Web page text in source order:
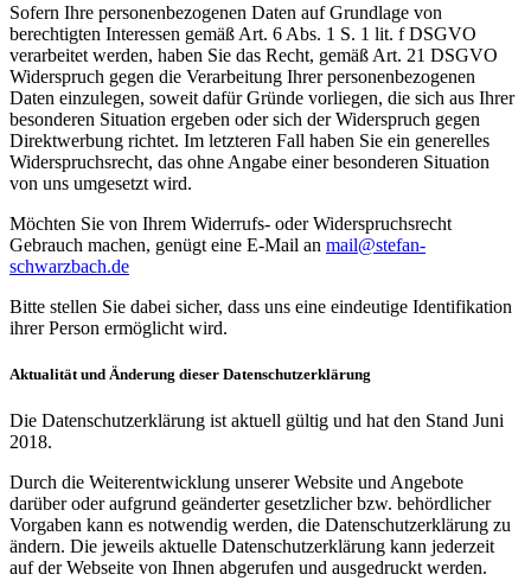
Sofern Ihre personenbezogenen Daten auf Grundlage von
berechtigten Interessen gemäß Art. 6 Abs. 1 S. 1 lit. f DSGVO
verarbeitet werden, haben Sie das Recht, gemäß Art. 21 DSGVO
Widerspruch gegen die Verarbeitung Ihrer personenbezogenen
Daten einzulegen, soweit dafür Gründe vorliegen, die sich aus Ihrer
besonderen Situation ergeben oder sich der Widerspruch gegen
Direktwerbung richtet. Im letzteren Fall haben Sie ein generelles
Widerspruchsrecht, das ohne Angabe einer besonderen Situation
von uns umgesetzt wird.
Möchten Sie von Ihrem Widerrufs- oder Widerspruchsrecht
Gebrauch machen, genügt eine E-Mail an mail@stefan-
schwarzbach.de
Bitte stellen Sie dabei sicher, dass uns eine eindeutige Identifikation
ihrer Person ermöglicht wird.
Aktualität und Änderung dieser Datenschutzerklärung
Die Datenschutzerklärung ist aktuell gültig und hat den Stand Juni
2018.
Durch die Weiterentwicklung unserer Website und Angebote
darüber oder aufgrund geänderter gesetzlicher bzw. behördlicher
Vorgaben kann es notwendig werden, die Datenschutzerklärung zu
ändern. Die jeweils aktuelle Datenschutzerklärung kann jederzeit
auf der Webseite von Ihnen abgerufen und ausgedruckt werden.